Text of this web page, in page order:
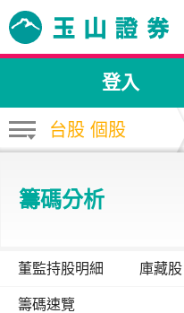
登入
台股 個股
籌碼分析
董監持股明細 庫藏股
籌碼速覽